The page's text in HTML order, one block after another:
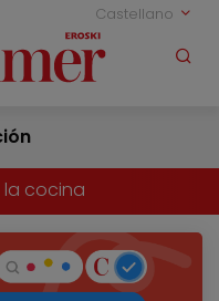
Castellano
la cocina